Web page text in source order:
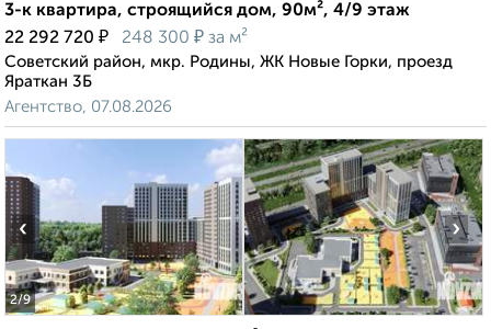
3-к квартира, строящийся дом, 90м², 4/9 этаж
22 292 720 ₽ 248 300 ₽ за м²
Советский район, мкр. Родины, ЖК Новые Горки, проезд
Яраткан 3Б
Агентство, 07.08.2026
2/9
‹ ›